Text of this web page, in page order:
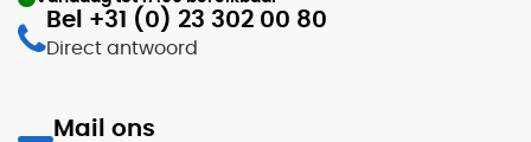
Bel +31 (0) 23 302 00 80
Direct antwoord
Mail ons